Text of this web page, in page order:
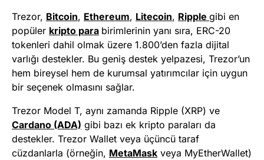
Trezor, Bitcoin, Ethereum, Litecoin, Ripple gibi en
popüler kripto para birimlerinin yanı sıra, ERC-20
tokenleri dahil olmak üzere 1.800’den fazla dijital
varlığı destekler. Bu geniş destek yelpazesi, Trezor’un
hem bireysel hem de kurumsal yatırımcılar için uygun
bir seçenek olmasını sağlar.
Trezor Model T, aynı zamanda Ripple (XRP) ve
Cardano (ADA) gibi bazı ek kripto paraları da
destekler. Trezor Wallet veya üçüncü taraf
cüzdanlarla (örneğin, MetaMask veya MyEtherWallet)